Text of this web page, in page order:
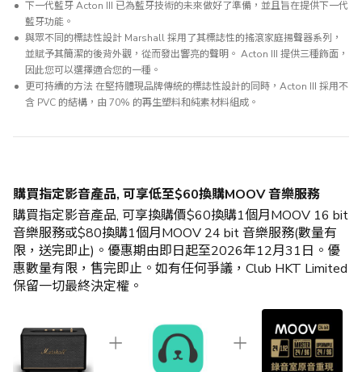
下一代藍牙 Acton III 已為藍牙技術的未來做好了準備，並且旨在提供下一代
藍牙功能。
與眾不同的標誌性設計 Marshall 採用了其標誌性的搖滾家庭揚聲器系列，
並賦予其簡潔的後背外觀，從而發出響亮的聲明。 Acton III 提供三種飾面，
因此您可以選擇適合您的一種。
更可持續的方法 在堅持體現品牌傳統的標誌性設計的同時，Acton III 採用不
含 PVC 的結構，由 70% 的再生塑料和純素材料組成。
購買指定影音產品, 可享低至$60換購MOOV 音樂服務
購買指定影音產品, 可享換購價$60換購1個月MOOV 16 bit
音樂服務或$80換購1個月MOOV 24 bit 音樂服務(數量有
限，送完即止)。優惠期由即日起至2026年12月31日。優
惠數量有限，售完即止。如有任何爭議，Club HKT Limited
保留一切最終決定權。